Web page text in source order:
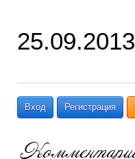
25.09.2013
Вход Регистрация